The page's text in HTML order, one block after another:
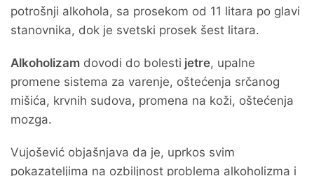
potrošnji alkohola, sa prosekom od 11 litara po glavi
stanovnika, dok je svetski prosek šest litara.
Alkoholizam dovodi do bolesti jetre, upalne
promene sistema za varenje, oštećenja srčanog
mišića, krvnih sudova, promena na koži, oštećenja
mozga.
Vujošević objašnjava da je, uprkos svim
pokazateljima na ozbiljnost problema alkoholizma i